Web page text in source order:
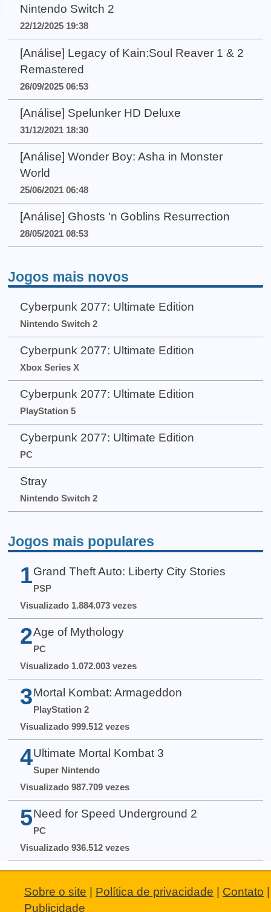
Nintendo Switch 2
22/12/2025 19:38
[Análise] Legacy of Kain:Soul Reaver 1 & 2
Remastered
26/09/2025 06:53
[Análise] Spelunker HD Deluxe
31/12/2021 18:30
[Análise] Wonder Boy: Asha in Monster
World
25/06/2021 06:48
[Análise] Ghosts 'n Goblins Resurrection
28/05/2021 08:53
Jogos mais novos
Cyberpunk 2077: Ultimate Edition
Nintendo Switch 2
Cyberpunk 2077: Ultimate Edition
Xbox Series X
Cyberpunk 2077: Ultimate Edition
PlayStation 5
Cyberpunk 2077: Ultimate Edition
PC
Stray
Nintendo Switch 2
Jogos mais populares
1 Grand Theft Auto: Liberty City Stories
PSP
Visualizado 1.884.073 vezes
2 Age of Mythology
PC
Visualizado 1.072.003 vezes
3 Mortal Kombat: Armageddon
PlayStation 2
Visualizado 999.512 vezes
4 Ultimate Mortal Kombat 3
Super Nintendo
Visualizado 987.709 vezes
5 Need for Speed Underground 2
PC
Visualizado 936.512 vezes
Sobre o site | Política de privacidade | Contato |
Publicidade